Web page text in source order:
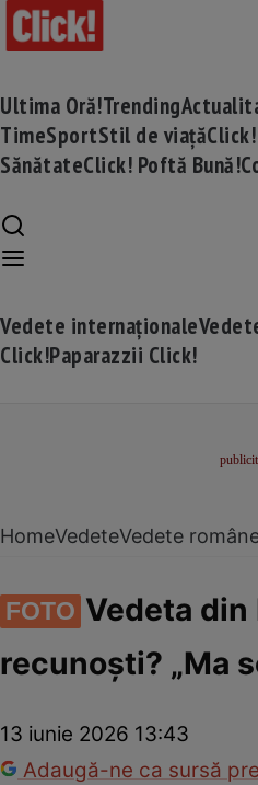
Ultima Oră!Trending
TimeSportStil de viață
SănătateClick! Poftă Bună!
Vedete internaționale
Click!Paparazzii Click!
HomeVedeteVedete
FOTO Vedeta
recunoști? „Ma
13 iunie 2026 13:43
Adaugă-ne ca sursă